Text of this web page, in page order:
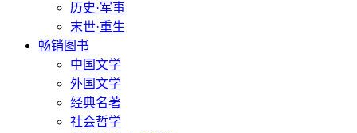
历史·军事
末世·重生
畅销图书
中国文学
外国文学
经典名著
社会哲学